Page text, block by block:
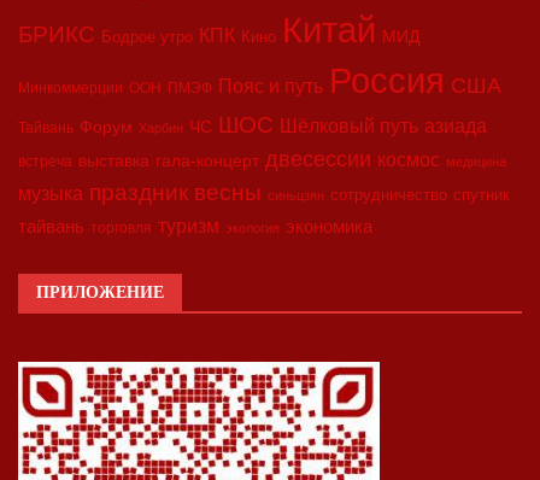
БРИКС Бодрое утро КПК Кино Китай МИД
Минкоммерции ООН ПМЭФ Пояс и путь Россия США
Тайвань Форум Харбин ЧС ШОС Шёлковый путь азиада
встреча выставка гала-концерт двесессии космос медицина
музыка праздник весны синьцзян сотрудничество спутник
тайвань торговля туризм экология экономика
ПРИЛОЖЕНИЕ